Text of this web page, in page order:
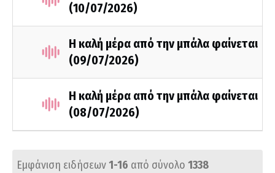
(10/07/2026)
Η καλή μέρα από την μπάλα φαίνεται
(09/07/2026)
Η καλή μέρα από την μπάλα φαίνεται
(08/07/2026)
Εμφάνιση ειδήσεων1-16 από σύνολο 1338